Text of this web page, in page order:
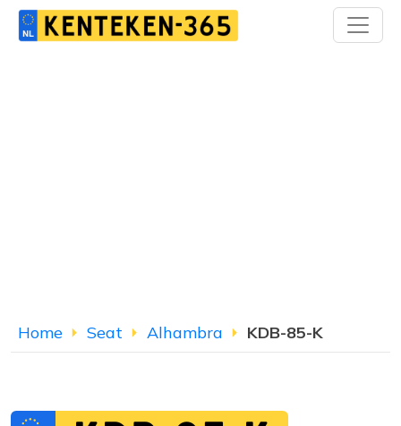
Home Seat Alhambra KDB-85-K